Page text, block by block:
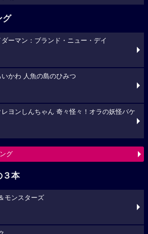
グ
ーマン：ブランド・ニュー・デイ
かわ 人魚の島のひみつ
ヨンしんちゃん 奇々怪々！オラの妖怪バケ
グ
３本
モンスターズ